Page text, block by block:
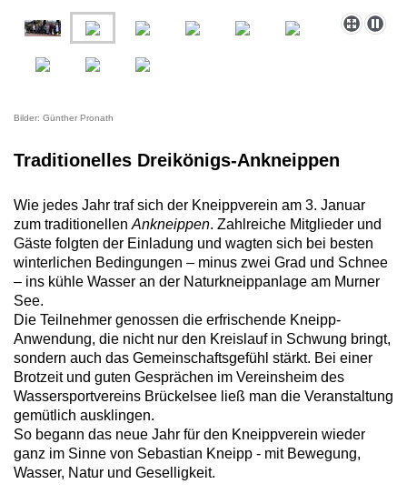
Bilder: Günther Pronath
Traditionelles Dreikönigs-Ankneippen
Wie jedes Jahr traf sich der Kneippverein am 3. Januar
zum traditionellen Ankneippen. Zahlreiche Mitglieder und
Gäste folgten der Einladung und wagten sich bei besten
winterlichen Bedingungen – minus zwei Grad und Schnee
– ins kühle Wasser an der Naturkneippanlage am Murner
See.
Die Teilnehmer genossen die erfrischende Kneipp-
Anwendung, die nicht nur den Kreislauf in Schwung bringt,
sondern auch das Gemeinschaftsgefühl stärkt. Bei einer
Brotzeit und guten Gesprächen im Vereinsheim des
Wassersportvereins Brückelsee ließ man die Veranstaltung
gemütlich ausklingen.
So begann das neue Jahr für den Kneippverein wieder
ganz im Sinne von Sebastian Kneipp - mit Bewegung,
Wasser, Natur und Geselligkeit.